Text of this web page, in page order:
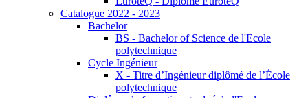
Catalogue 2022 - 2023
Bachelor
BS - Bachelor of Science de l'Ecole
polytechnique
Cycle Ingénieur
X - Titre d’Ingénieur diplômé de l’École
polytechnique